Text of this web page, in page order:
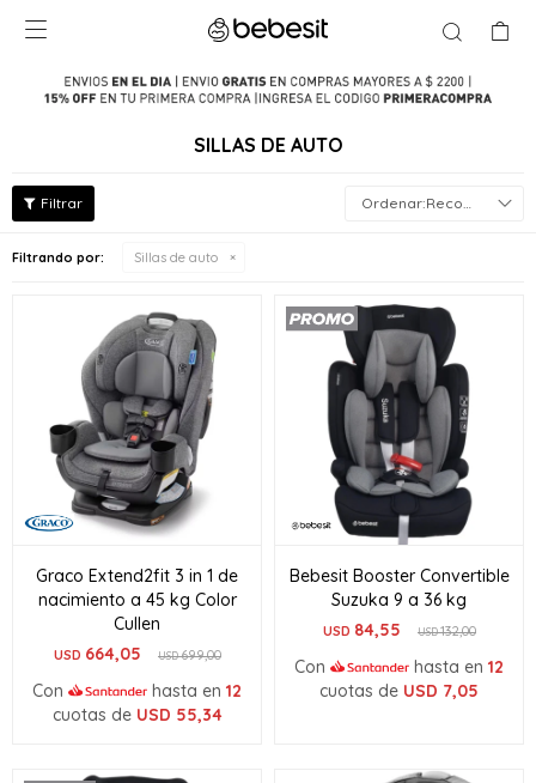

SILLAS DE AUTO
Recomendados
Filtrando por: Sillas de auto
Graco Extend2fit 3 in 1 de
nacimiento a 45 kg Color
Cullen
USD 664,05 USD699,00
Con hasta en 12
cuotas de USD 55,34
Bebesit Booster Convertible
Suzuka 9 a 36 kg
USD 84,55 USD132,00
Con hasta en 12
cuotas de USD 7,05